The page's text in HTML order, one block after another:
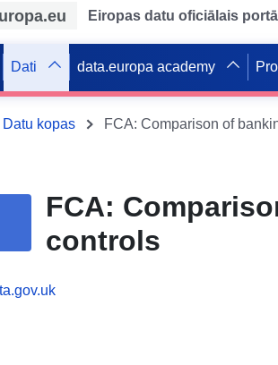
Eiropas datu oficiālais
Dati data.europa academy
Datu kopas FCA: Comparison of
FCA:
controls